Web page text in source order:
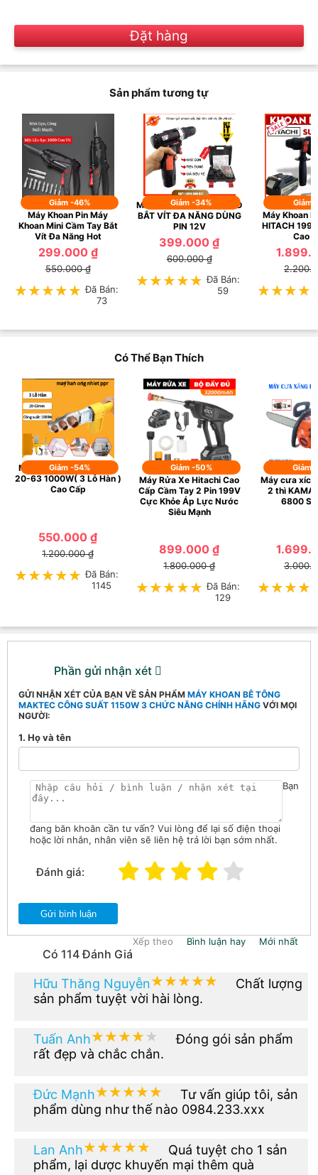
Đặt hàng
Sản phẩm tương tự
Giảm -46%
Máy Khoan Pin Máy
Khoan Mini Cầm Tay Bắt
Vít Đa Năng Hot
299.000 ₫
550.000 ₫
★★★★★
★★★★★ Đã Bán:
73
Giảm -34%
MÁY KHOAN TAY AOTUO
BẮT VÍT ĐA NĂNG DÙNG
PIN 12V
399.000 ₫
600.000 ₫
★★★★★
★★★★★ Đã Bán:
59
Giảm
Máy Khoan
HITACH
Cao
Có Thể Bạn Thích
Giảm -54%
Máy Hàn Ống Nhiệt PPR
20-63 1000W( 3 Lỗ Hàn )
Cao Cấp
550.000 ₫
1.200.000 ₫
★★★★★
★★★★★ Đã Bán:
1145
Giảm -50%
Máy Rửa Xe Hitachi Cao
Cấp Cầm Tay 2 Pin 199V
Cực Khỏe Áp Lực Nước
Siêu Mạnh
899.000 ₫
1.800.000 ₫
★★★★★
★★★★★ Đã Bán:
129
Giảm
Máy cưa
2 thì
6800
Phần gửi nhận xét
GỬI NHẬN XÉT CỦA BẠN VỀ SẢN PHẨM MÁY KHOAN BÊ TÔNG
MAKTEC CÔNG SUẤT 1150W 3 CHỨC NĂNG CHÍNH HÃNG VỚI MỌI
NGƯỜI:
1. Họ và tên
Bạn
đang băn khoăn cần tư vấn? Vui lòng để lại số điện thoại
hoặc lời nhắn, nhân viên sẽ liên hệ trả lời bạn sớm nhất.
Đánh giá:
Gửi bình luận
Có 114 Đánh Giá
Xếp theo Bình luận hay Mới nhất
Hữu Thăng Nguyễn★★★★★
★★★★★
Chất lượng
sản phẩm tuyệt vời hài lòng.
Tuấn Anh★★★★★
★★★★★
Đóng gói sản phẩm
rất đẹp và chắc chắn.
Đức Mạnh★★★★★
★★★★★
Tư vấn giúp tôi, sản
phẩm dùng như thế nào 0984.233.xxx
Lan Anh★★★★★
★★★★★
Quá tuyệt cho 1 sản
phẩm, lại dược khuyến mại thêm quà